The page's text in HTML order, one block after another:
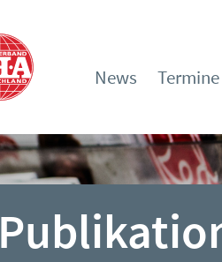
News Termine